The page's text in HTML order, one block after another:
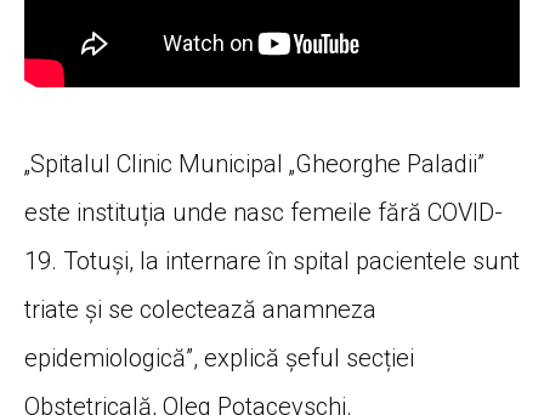
„Spitalul Clinic Municipal „Gheorghe Paladii”
este instituția unde nasc femeile fără COVID-
19. Totuși, la internare în spital pacientele sunt
triate și se colectează anamneza
epidemiologică”, explică șeful secției
Obstetricală, Oleg Potacevschi.